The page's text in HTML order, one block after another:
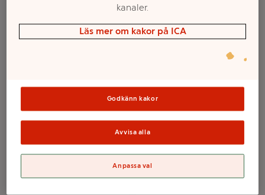
Välj butik Välj butik
kanaler.
Läs mer om kakor på ICA
Godkänn kakor
Avvisa alla
Anpassa val